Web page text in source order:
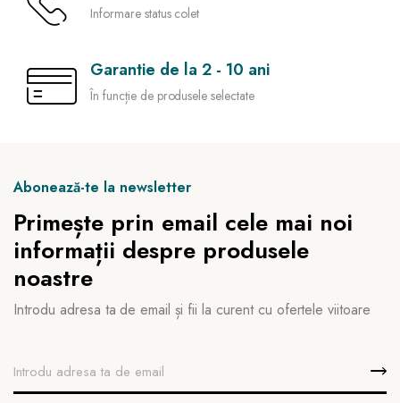
Informare status colet
Garantie de la 2 - 10 ani
În funcție de produsele selectate
Abonează-te la newsletter
Primește prin email cele mai noi
informații despre produsele
noastre
Introdu adresa ta de email și fii la curent cu ofertele viitoare